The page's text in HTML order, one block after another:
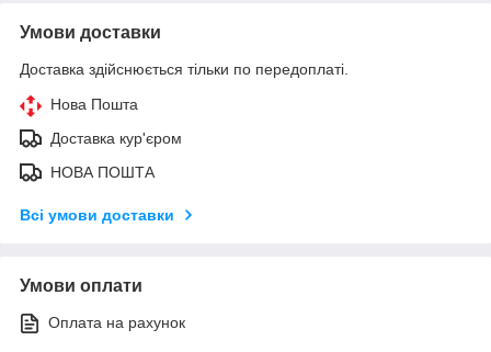
Умови доставки
Доставка здійснюється тільки по передоплаті.
Нова Пошта
Доставка кур'єром
НОВА ПОШТА
Всі умови доставки
Умови оплати
Оплата на рахунок